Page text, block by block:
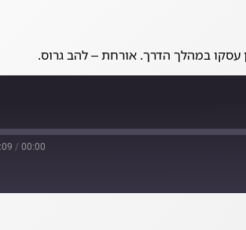
במהלך הדרך. אורחת – להב גרוס.
00:00
/